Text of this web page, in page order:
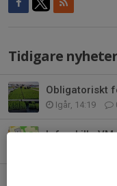
Tidigare nyheter
Igår, 14:19
Info - Lilla VM
Lia Larsson